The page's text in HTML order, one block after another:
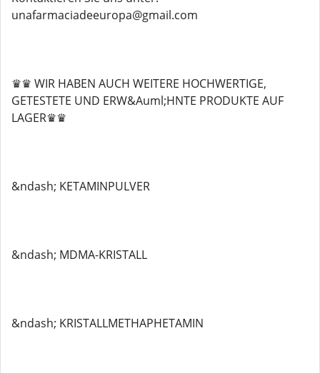
unafarmaciadeeuropa@gmail.com
♛♛ WIR HABEN AUCH WEITERE HOCHWERTIGE,
GETESTETE UND ERW&Auml;HNTE PRODUKTE AUF
LAGER♛♛
&ndash; KETAMINPULVER
&ndash; MDMA-KRISTALL
&ndash; KRISTALLMETHAPHETAMIN